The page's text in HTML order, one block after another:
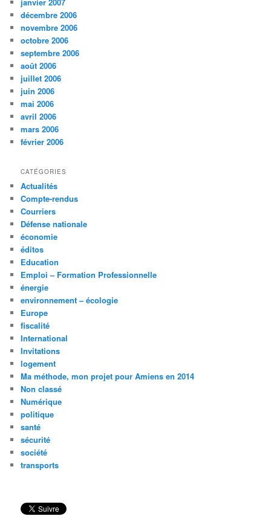
décembre 2006
novembre 2006
octobre 2006
septembre 2006
août 2006
juillet 2006
juin 2006
mai 2006
avril 2006
mars 2006
février 2006
CATÉGORIES
Actualités
Compte-rendus
Courriers
Défense nationale
économie
éditos
Education
Emploi – Formation Professionnelle
énergie
environnement – écologie
Europe
fiscalité
International
Invitations
logement
Ma méthode, mon projet pour Amiens en 2014
Non classé
Numérique
politique
santé
sécurité
société
transports